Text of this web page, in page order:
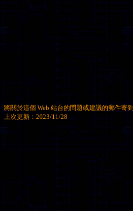
將關於這個 Web 站台的問題或建議的郵件寄到
上次更新：2023/11/28